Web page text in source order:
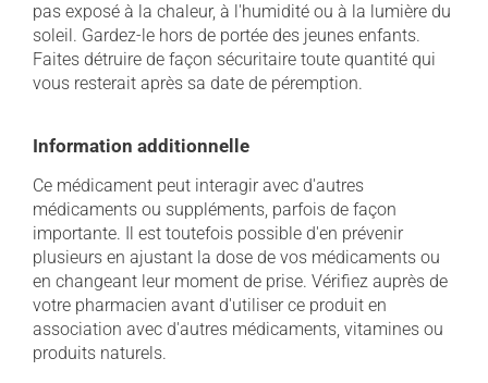
pas exposé à la chaleur, à l'humidité ou à la lumière du
soleil. Gardez-le hors de portée des jeunes enfants.
Faites détruire de façon sécuritaire toute quantité qui
vous resterait après sa date de péremption.
Information additionnelle
Ce médicament peut interagir avec d'autres
médicaments ou suppléments, parfois de façon
importante. Il est toutefois possible d'en prévenir
plusieurs en ajustant la dose de vos médicaments ou
en changeant leur moment de prise. Vérifiez auprès de
votre pharmacien avant d'utiliser ce produit en
association avec d'autres médicaments, vitamines ou
produits naturels.